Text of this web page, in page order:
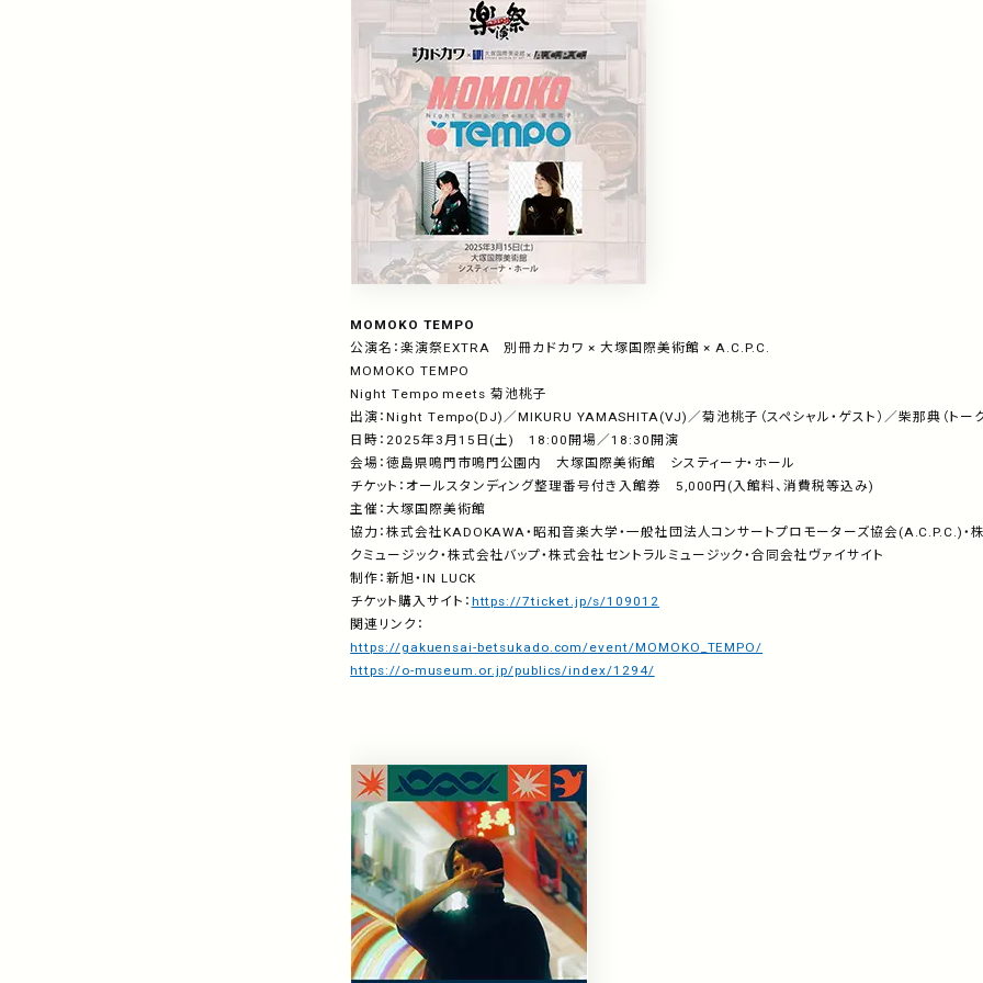
MOMOKO TEMPO
公演名：楽演祭EXTRA 別冊カドカワ × 大塚国際美術館 × A.C.P.C.
MOMOKO TEMPO
Night Tempo meets菊池桃子
出演：Night Tempo(DJ)／MIKURU YAMASHITA(VJ)／菊池桃子（スペシャル・ゲスト）／柴那典（トーク
日時：2025年3月15日(土) 18:00開場／18:30開演
会場：徳島県鳴門市鳴門公園内 大塚国際美術館 システィーナ・ホール
チケット：オールスタンディング整理番号付き入館券 5,000円(入館料、消費税等込み)
主催：大塚国際美術館
協力：株式会社KADOKAWA・昭和音楽大学・一般社団法人コンサートプロモーターズ協会(A.C.P.C.)・
クミュージック・株式会社バップ・株式会社セントラルミュージック・合同会社ヴァイサイト
制作：新旭・IN LUCK
チケット購入サイト：https://7ticket.jp/s/109012
関連リンク：
https://gakuensai-betsukado.com/event/MOMOKO_TEMPO/
https://o-museum.or.jp/publics/index/1294/